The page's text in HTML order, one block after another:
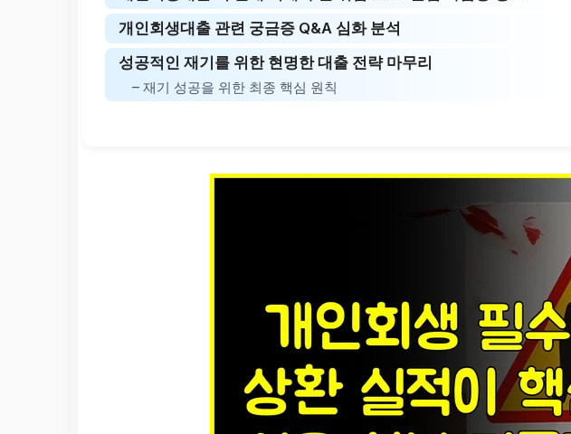
개인회생대출 관련 궁금증 Q&A 심화 분석
성공적인 재기를 위한 현명한 대출 전략 마무리
– 재기 성공을 위한 최종 핵심 원칙